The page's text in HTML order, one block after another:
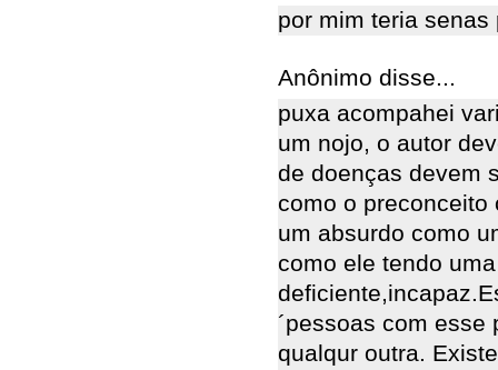
por mim teria senas
Anônimo disse...
puxa acompahei
um nojo, o autor
de doenças devem
como o
um absurdo como
como ele tendo
´pessoas com
qualqur outra.